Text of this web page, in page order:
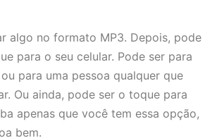
algo no formato MP3. Depois, pode
para o seu celular. Pode ser para
para uma pessoa qualquer que
Ou ainda, pode ser o toque para
apenas que você tem essa opção,
bem.